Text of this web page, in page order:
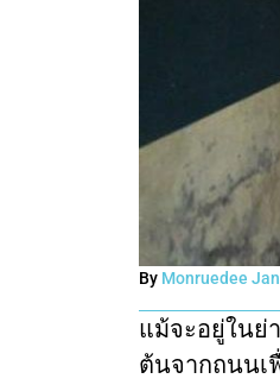
By Monruedee
แม้จะอยู่ในย่
ต้นจากถนนเ